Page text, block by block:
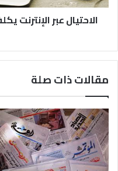
مقالات ذات صلة